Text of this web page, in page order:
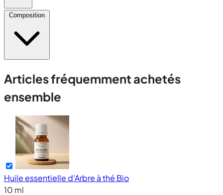
Composition
Articles fréquemment achetés
ensemble
Huile essentielle d'Arbre à thé Bio
10 ml